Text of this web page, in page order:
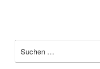
nach: